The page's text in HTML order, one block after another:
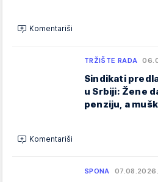
Komentariši
TRŽIŠTE RADA
Sindikati
u Srbiji: Žene
penziju, a
Komentariši
SPONA 07.08.2026.